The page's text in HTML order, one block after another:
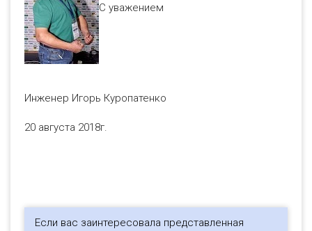
С уважением
Инженер Игорь Куропатенко
20 августа 2018г.
Если вас заинтересовала представленная